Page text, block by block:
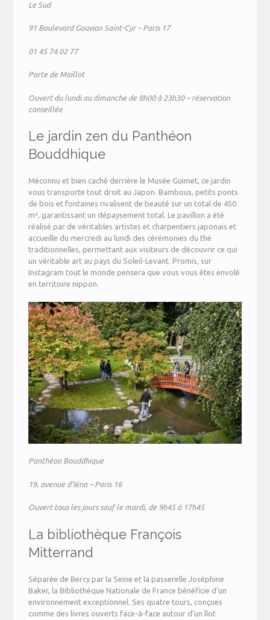
Le Sud
91 Boulevard Gouvion Saint-Cyr – Paris 17
01 45 74 02 77
Porte de Maillot
Ouvert du lundi au dimanche de 8h00 à 23h30 – réservation
conseillée
Le jardin zen du Panthéon
Bouddhique
Méconnu et bien caché derrière le Musée Guimet, ce jardin
vous transporte tout droit au Japon. Bambous, petits ponts
de bois et fontaines rivalisent de beauté sur un total de 450
m², garantissant un dépaysement total. Le pavillon a été
réalisé par de véritables artistes et charpentiers japonais et
accueille du mercredi au lundi des cérémonies du thé
traditionnelles, permettant aux visiteurs de découvrir ce qui
un véritable art au pays du Soleil-Levant. Promis, sur
Instagram tout le monde pensera que vous vous êtes envolé
en territoire nippon.
Panthéon Bouddhique
19, avenue d’Iéna – Paris 16
Ouvert tous les jours sauf le mardi, de 9h45 à 17h45
La bibliothèque François
Mitterrand
Séparée de Bercy par la Seine et la passerelle Joséphine
Baker, la Bibliothèque Nationale de France bénéficie d’un
environnement exceptionnel. Ses quatre tours, conçues
comme des livres ouverts face-à-face autour d’un îlot